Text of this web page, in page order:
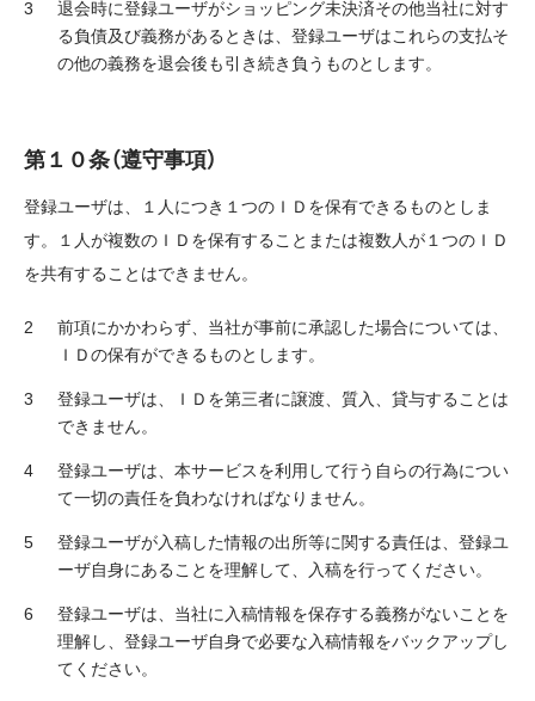
退会時に登録ユーザがショッピング未決済その他当社に対す
る負債及び義務があるときは、登録ユーザはこれらの支払そ
の他の義務を退会後も引き続き負うものとします。
第１０条（遵守事項）
登録ユーザは、１人につき１つのＩＤを保有できるものとしま
す。１人が複数のＩＤを保有することまたは複数人が１つのＩＤ
を共有することはできません。
前項にかかわらず、当社が事前に承認した場合については、
ＩＤの保有ができるものとします。
登録ユーザは、ＩＤを第三者に譲渡、質入、貸与することは
できません。
登録ユーザは、本サービスを利用して行う自らの行為につい
て一切の責任を負わなければなりません。
登録ユーザが入稿した情報の出所等に関する責任は、登録ユ
ーザ自身にあることを理解して、入稿を行ってください。
登録ユーザは、当社に入稿情報を保存する義務がないことを
理解し、登録ユーザ自身で必要な入稿情報をバックアップし
てください。